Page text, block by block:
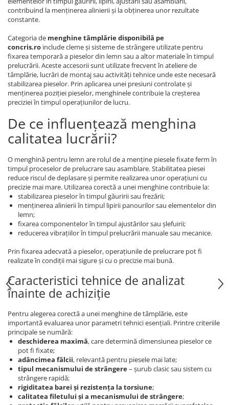
contribuind la menținerea alinierii și la obținerea unor rezultate
constante.
Categoria de menghine tâmplărie disponibilă pe
concris.ro include cleme și sisteme de strângere utilizate pentru
fixarea temporară a pieselor din lemn sau a altor materiale în timpul
prelucrării. Aceste accesorii sunt utilizate frecvent în ateliere de
tâmplărie, lucrări de montaj sau activități tehnice unde este necesară
stabilizarea pieselor. Prin aplicarea unei presiuni controlate și
menținerea poziției pieselor, menghinele contribuie la creșterea
preciziei în timpul operațiunilor de lucru.
De ce influențează menghina
calitatea lucrării?
O menghină pentru lemn are rolul de a menține piesele fixate ferm în
timpul proceselor de prelucrare sau asamblare. Stabilitatea piesei
reduce riscul de deplasare și permite realizarea unor operațiuni cu
precizie mai mare. Utilizarea corectă a unei menghine contribuie la:
stabilizarea pieselor în timpul găuririi sau frezării;
menținerea alinierii în timpul lipirii panourilor sau elementelor din
lemn;
fixarea componentelor în timpul ajustărilor sau șlefuirii;
reducerea vibrațiilor în timpul prelucrării manuale sau mecanice.
Prin fixarea adecvată a pieselor, operațiunile de prelucrare pot fi
realizate în condiții mai sigure și cu o precizie mai bună.
Caracteristici tehnice de analizat
înainte de achiziție
Pentru alegerea corectă a unei menghine de tâmplărie, este
importantă evaluarea unor parametri tehnici esențiali. Printre criteriile
principale se numără:
deschiderea maximă, care determină dimensiunea pieselor ce
pot fi fixate;
adâncimea fălcii, relevantă pentru piesele mai late;
tipul mecanismului de strângere– șurub clasic sau sistem cu
strângere rapidă;
rigiditatea barei și rezistența la torsiune;
calitatea filetului și a mecanismului de strângere;